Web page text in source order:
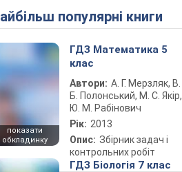
Найбільш популярні книги
показати
обкладинку
ГДЗ Математика 5
клас
Автори: А. Г. Мерзляк, В.
Б. Полонський, М. С. Якір,
Ю. М. Рабінович
Рік: 2013
Опис: Збірник задач і
контрольних робіт
ГДЗ Біологія 7 клас